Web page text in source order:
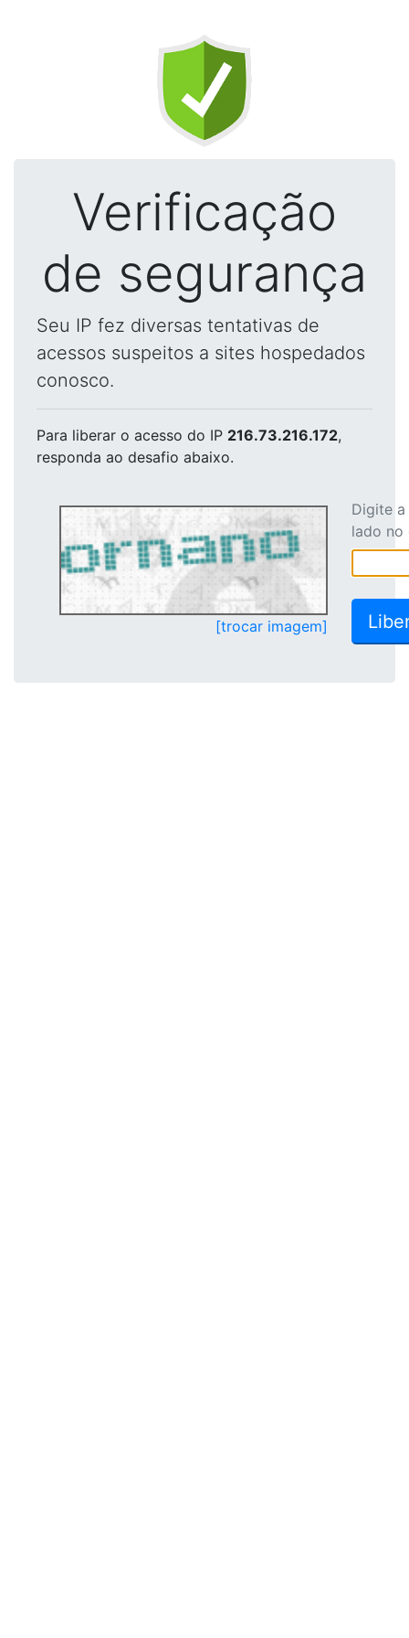
Verificação
de segurança
Seu IP fez diversas tentativas de
acessos suspeitos a sites hospedados
conosco.
Para liberar o acesso do IP 216.73.216.172,
responda ao desafio abaixo.
[trocar imagem]
Digite
lado no